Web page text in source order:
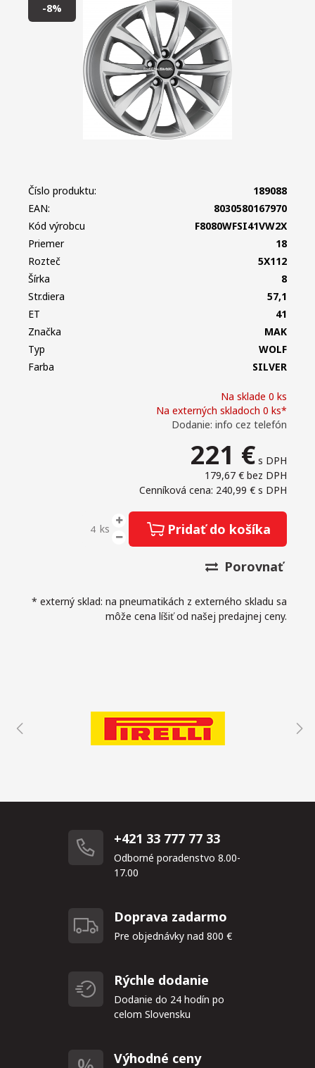
-8%
Na sklade 0 ks
Na externých skladoch 0 ks*
Dodanie: info cez telefón
221 € s DPH
179,67 € bez DPH
Cenníková cena: 240,99 € s DPH
ks Pridať do košíka
Porovnať
* externý sklad: na pneumatikách z externého skladu sa
môže cena líšiť od našej predajnej ceny.
Číslo produktu:
189088
EAN:
8030580167970
Kód výrobcu
F8080WFSI41VW2X
Priemer
18
Rozteč
5X112
Šírka
8
Str.diera
57,1
ET
41
Značka
MAK
Typ
WOLF
Farba
SILVER
+421 33 777 77 33
Odborné poradenstvo 8.00-
17.00
Doprava zadarmo
Pre objednávky nad 800 €
Rýchle dodanie
Dodanie do 24 hodín po
celom Slovensku
Výhodné ceny